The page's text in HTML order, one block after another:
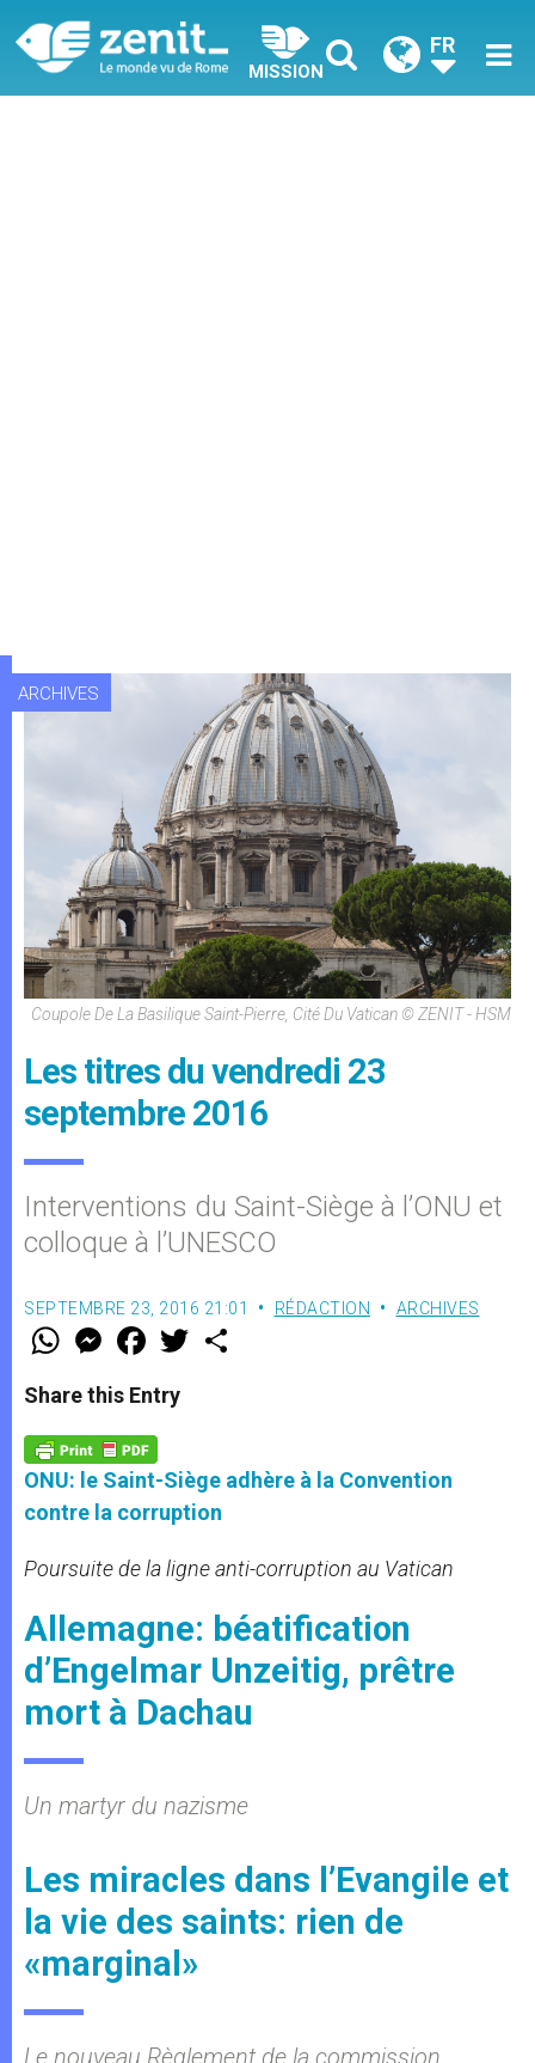
MISSION
FR
ARCHIVES
Coupole De La Basilique Saint-Pierre, Cité Du Vatican © ZENIT - HSM
Les titres du vendredi 23
septembre 2016
Interventions du Saint-Siège à l’ONU et
colloque à l’UNESCO
SEPTEMBRE 23, 2016 21:01 RÉDACTION ARCHIVES
W
t
s
p
p
M
e
s
e
g
e
r
F
a
e
b
o
k
w
Share this Entry
ONU: le Saint-Siège adhère à la Convention
contre la corruption
Poursuite de la ligne anti-corruption au Vatican
Allemagne: béatification
d’Engelmar Unzeitig, prêtre
mort à Dachau
Un martyr du nazisme
Les miracles dans l’Evangile et
la vie des saints: rien de
«marginal»
Le nouveau Règlement de la commission